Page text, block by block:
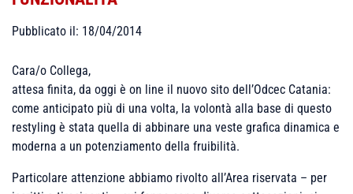
Pubblicato il: 18/04/2014
Cara/o Collega,
attesa finita, da oggi è on line il nuovo sito dell’Odcec Catania:
come anticipato più di una volta, la volontà alla base di questo
restyling è stata quella di abbinare una veste grafica dinamica e
moderna a un potenziamento della fruibilità.
Particolare attenzione abbiamo rivolto all’Area riservata – per